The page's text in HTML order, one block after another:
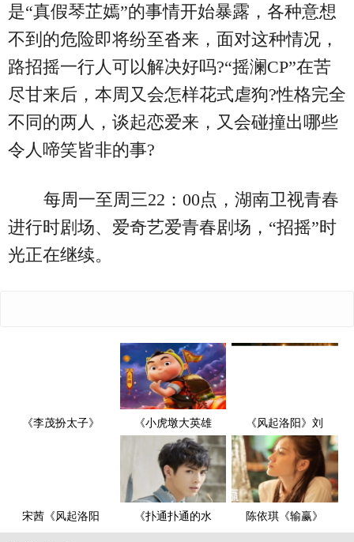
是“真假琴芷嫣”的事情开始暴露，各种意想
不到的危险即将纷至沓来，面对这种情况，
路招摇一行人可以解决好吗?“摇澜CP”在苦
尽甘来后，本周又会怎样花式虐狗?性格完全
不同的两人，谈起恋爱来，又会碰撞出哪些
令人啼笑皆非的事?
每周一至周三22：00点，湖南卫视青春
进行时剧场、爱奇艺爱青春剧场，“招摇”时
光正在继续。
《李茂扮太子》 《小虎墩大英雄 《风起洛阳》刘
宋茜《风起洛阳 《扑通扑通的水 陈依琪《输赢》